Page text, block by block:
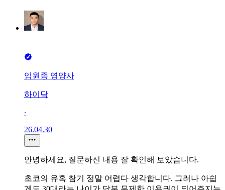
임원종 영양사
하이닥
∙
26.04.30
안녕하세요, 질문하신 내용 잘 확인해 보았습니다.
초코의 유혹 참기 정말 어렵다 생각합니다. 그러나 아쉽